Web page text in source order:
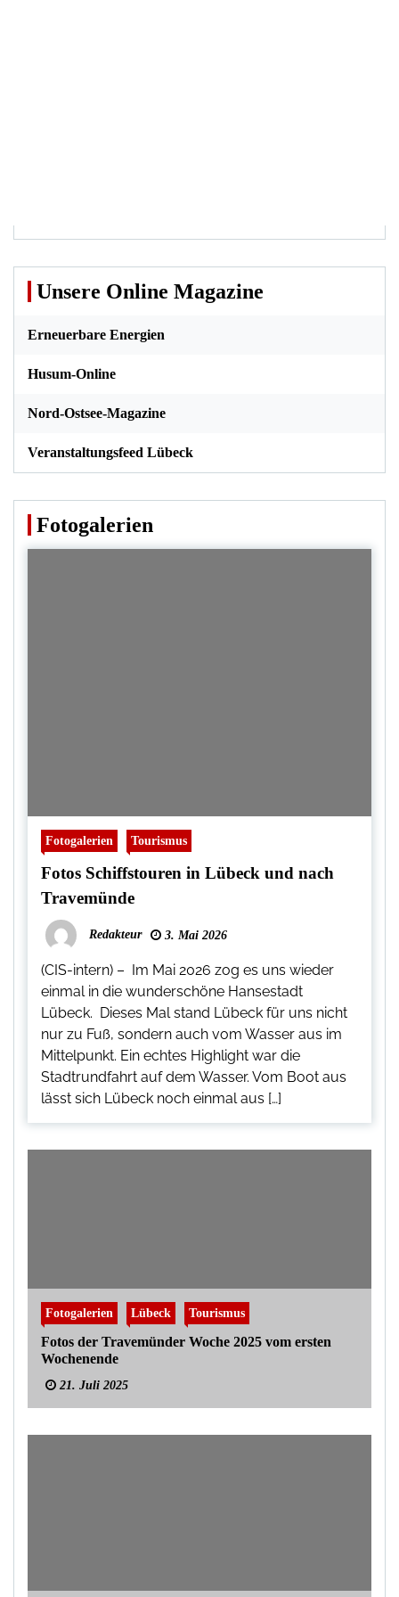
Unsere Online Magazine
Erneuerbare Energien
Husum-Online
Nord-Ostsee-Magazine
Veranstaltungsfeed Lübeck
Fotogalerien
Fotogalerien Tourismus
Fotos Schiffstouren in Lübeck und nach
Travemünde
Redakteur 3. Mai 2026
(CIS-intern) – Im Mai 2026 zog es uns wieder
einmal in die wunderschöne Hansestadt
Lübeck. Dieses Mal stand Lübeck für uns nicht
nur zu Fuß, sondern auch vom Wasser aus im
Mittelpunkt. Ein echtes Highlight war die
Stadtrundfahrt auf dem Wasser. Vom Boot aus
lässt sich Lübeck noch einmal aus […]
Fotogalerien Lübeck Tourismus
Fotos der Travemünder Woche 2025 vom ersten
Wochenende
21. Juli 2025